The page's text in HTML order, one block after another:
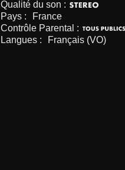
Qualité du son :
Pays :
France
Contrôle Parental :
Langues :
Français (VO)